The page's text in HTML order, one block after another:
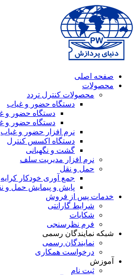
صفحه اصلی
محصولات
محصولات کنترل تردد
دستگاه حضور و غیاب
دستگاه حضور و
دستگاه حضور و غیاب
نرم افزار حضور و غیاب
دستگاه اکسس کنترل
گشت و نگهبانی
نرم افزار مدیریت سلف
حمل و نقل
جمع آوری خودکار کرایه
پایش و پیمایش حمل و نقل
خدمات پس از فروش
شرایط گارانتی
شکایات
فرم نظرسنجی
شبکه نمایندگان رسمی
نمایندگان رسمی
درخواست همکاری
آموزش
ثبت نام